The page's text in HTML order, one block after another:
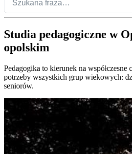
Studia pedagogiczne w
opolskim
Pedagogika to kierunek na współczesne
potrzeby wszystkich grup wiekowych:
seniorów.